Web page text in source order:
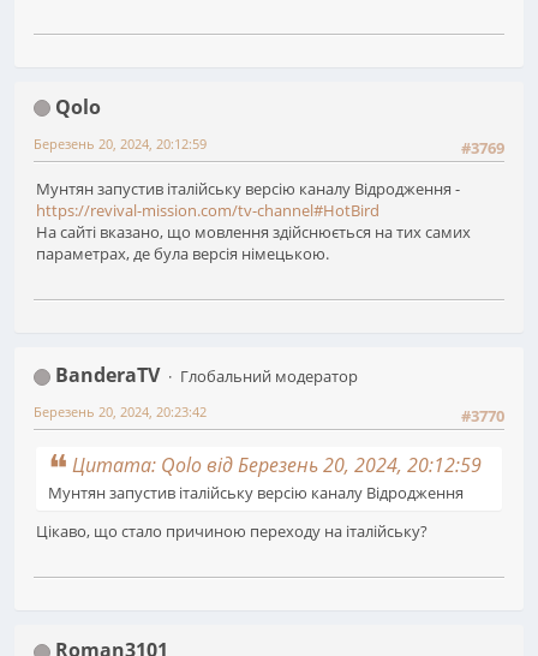
Qolo
#3769
Березень 20, 2024, 20:12:59
Мунтян запустив італійську версію каналу Відродження -
https://revival-mission.com/tv-channel#HotBird
На сайті вказано, що мовлення здійснюється на тих самих
параметрах, де була версія німецькою.
BanderaTV
Глобальний модератор
#3770
Березень 20, 2024, 20:23:42
Цитата: Qolo від Березень 20, 2024, 20:12:59
Мунтян запустив італійську версію каналу Відродження
Цікаво, що стало причиною переходу на італійську?
Roman3101